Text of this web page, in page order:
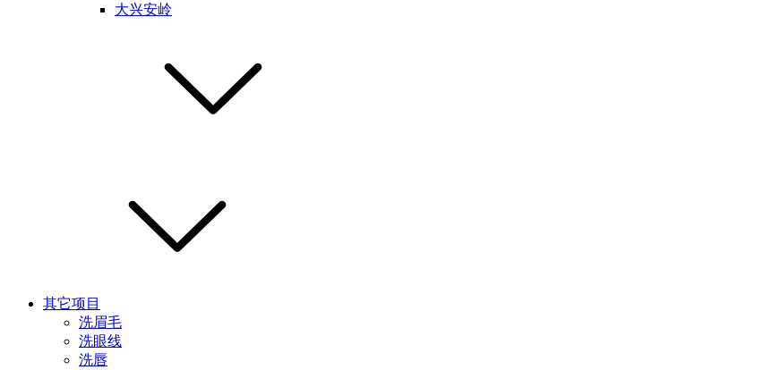
大兴安岭
其它项目
洗眉毛
洗眼线
洗唇